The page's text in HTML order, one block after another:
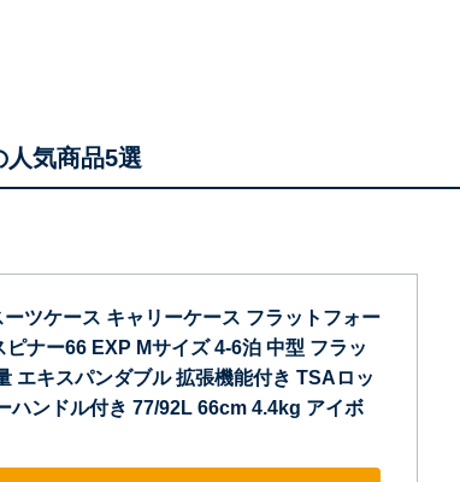
人気商品5選
ツケース キャリーケース フラットフォー
ナー66 EXP Mサイズ 4-6泊 中型 フラッ
エキスパンダブル 拡張機能付き TSAロッ
ハンドル付き 77/92L 66cm 4.4kg アイボ